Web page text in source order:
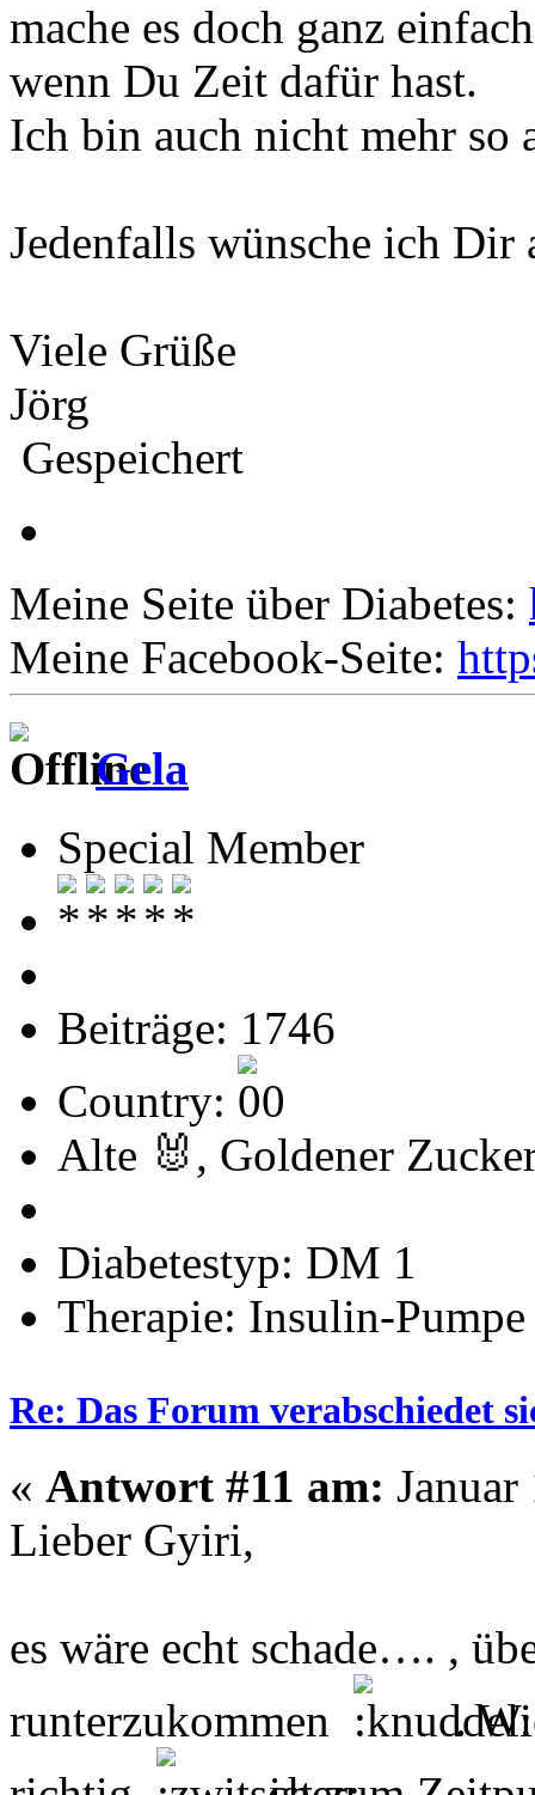
mache es doch ganz
wenn Du Zeit dafür hast.
Ich bin auch nicht mehr so
Jedenfalls wünsche ich
Viele Grüße
Jörg
Gespeichert
Meine Seite über Diabetes:
Meine Facebook-Seite:
Gela
Special Member
Beiträge: 1746
Country:
Alte 🐰, Goldener
Diabetestyp: DM 1
Therapie: Insulin-Pumpe
Re: Das Forum verabschiedet
« Antwort #11 am:
Lieber Gyiri,
es wäre echt schade…. ,
runterzukommen
.